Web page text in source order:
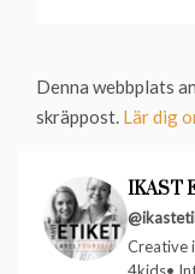
Denna webbplats
skräppost. Lär dig
IKAST
Creative